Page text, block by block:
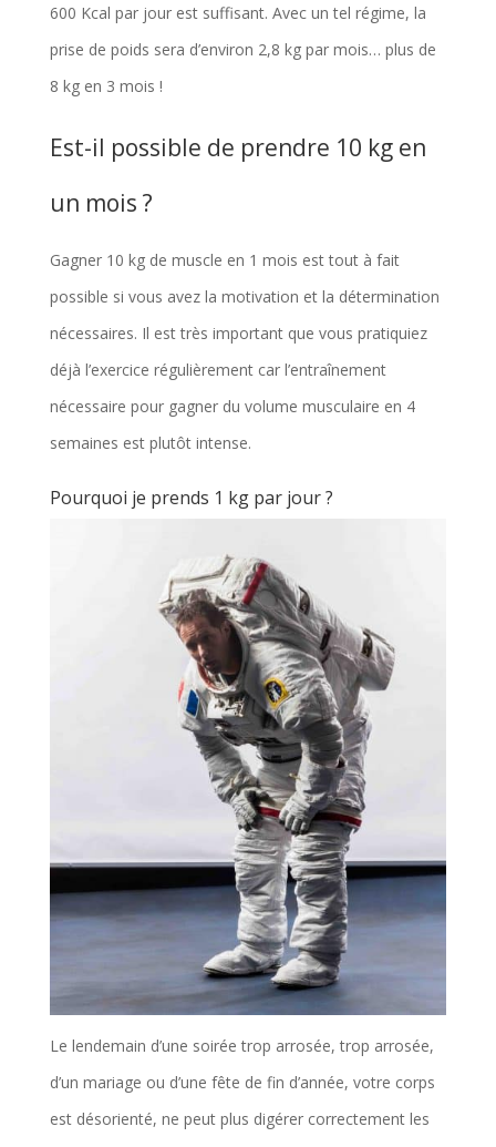
600 Kcal par jour est suffisant. Avec un tel régime, la
prise de poids sera d’environ 2,8 kg par mois… plus de
8 kg en 3 mois !
Est-il possible de prendre 10 kg en
un mois ?
Gagner 10 kg de muscle en 1 mois est tout à fait
possible si vous avez la motivation et la détermination
nécessaires. Il est très important que vous pratiquiez
déjà l’exercice régulièrement car l’entraînement
nécessaire pour gagner du volume musculaire en 4
semaines est plutôt intense.
Pourquoi je prends 1 kg par jour ?
Le lendemain d’une soirée trop arrosée, trop arrosée,
d’un mariage ou d’une fête de fin d’année, votre corps
est désorienté, ne peut plus digérer correctement les